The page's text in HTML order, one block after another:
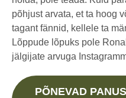
põhjust arvata, et ta hoog
tagant fännid, kellele ta
Lõppude lõpuks pole
jälgijate arvuga
PÕNEVAD